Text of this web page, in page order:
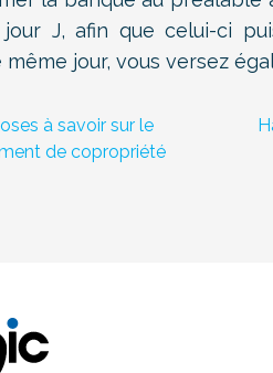
J, afin que celui-ci
même jour, vous versez
à savoir sur le
de copropriété